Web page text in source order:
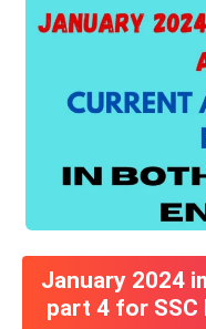
January 2024
part 4 for SSC